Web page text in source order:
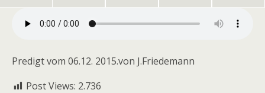
Predigt vom 06.12. 2015.von J.Friedemann
Post Views: 2.736